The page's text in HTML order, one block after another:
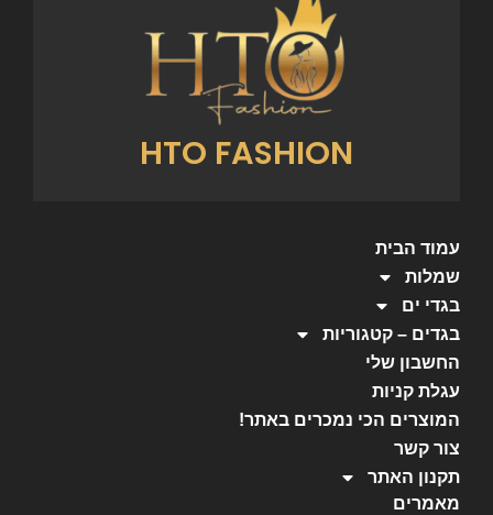
HTO FASHION
עמוד הבית
שמלות
בגדי ים
בגדים – קטגוריות
החשבון שלי
עגלת קניות
המוצרים הכי נמכרים באתר!
צור קשר
תקנון האתר
מאמרים